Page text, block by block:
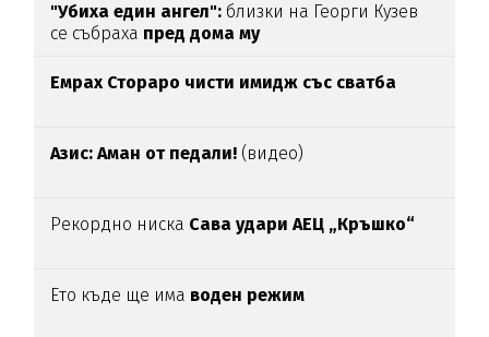
"Убиха един ангел": близки на Георги Кузев
се събраха пред дома му
Емрах Стораро чисти имидж със сватба
Азис: Аман от педали! (видео)
Рекордно ниска Сава удари АЕЦ „Кръшко“
Ето къде ще има воден режим